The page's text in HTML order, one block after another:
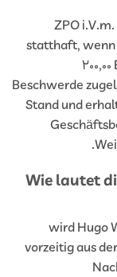
2
statthaft,
Beschwerde
Stand und
Wie
1873
vorzeitig